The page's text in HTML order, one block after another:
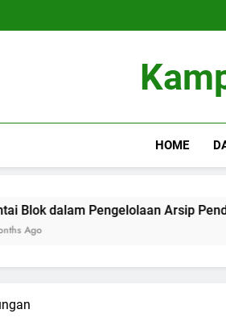
HOME
dalam Pengelolaan Arsip